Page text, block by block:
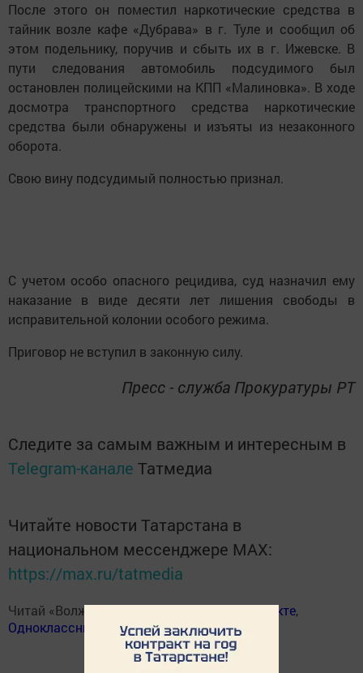
После этого он поместил наркотические средства в
тайник возле кафе «Дубрава» в г. Туле и сообщил об
этом подельнику, поручив и сбыть их в г. Ижевске. В
пути следования автомобиль подсудимого был
остановлен полицейскими на КПП «Малиновка». В ходе
досмотра транспортного средства наркотические
средства были обнаружены и изъяты из незаконного
оборота.
Свою вину подсудимый полностью признал.
С учетом особо опасного рецидива, суд назначил ему
наказание в виде десяти лет лишения свободы в
исправительной колонии особого режима.
Приговор не вступил в законную силу.
Пресс - служба Прокуратуры РТ
Следите за самым важным и интересным в
Telegram-канале Татмедиа
Читайте новости Татарстана в
национальном мессенджере MАХ:
https://max.ru/tatmedia
Читай «Волжскую новь» вТелеграм,Вконтакте,
Одноклассники
Дзен